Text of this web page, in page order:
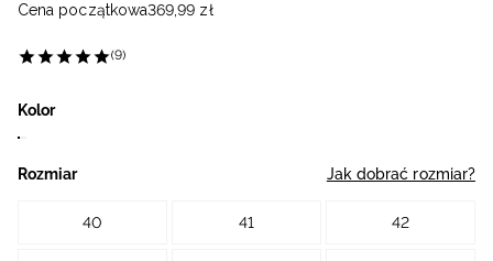
Cena początkowa369,99 zł
(9)
Kolor
Rozmiar Jak dobrać rozmiar?
40 41 42